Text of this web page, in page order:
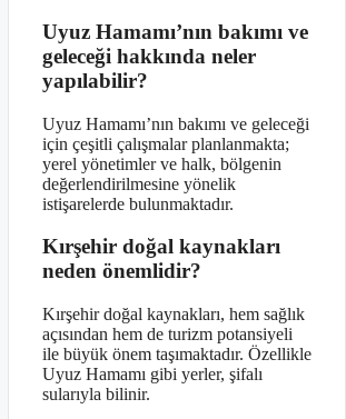
Uyuz Hamamı’nın bakımı ve
geleceği hakkında neler
yapılabilir?
Uyuz Hamamı’nın bakımı ve geleceği
için çeşitli çalışmalar planlanmakta;
yerel yönetimler ve halk, bölgenin
değerlendirilmesine yönelik
istişarelerde bulunmaktadır.
Kırşehir doğal kaynakları
neden önemlidir?
Kırşehir doğal kaynakları, hem sağlık
açısından hem de turizm potansiyeli
ile büyük önem taşımaktadır. Özellikle
Uyuz Hamamı gibi yerler, şifalı
sularıyla bilinir.